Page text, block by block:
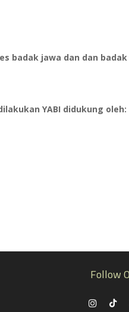
badak jawa dan dan
YABI didukung oleh:
Follow